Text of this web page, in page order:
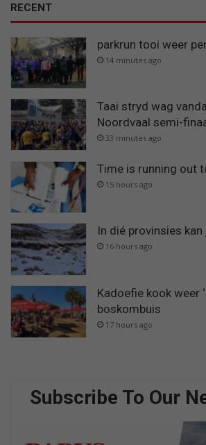
RECENT
parkrun tooi weer
14 minutes ago
Taai stryd wag
Noordvaal semi-
33 minutes ago
Time is running out
15 hours ago
In dié provinsies
16 hours ago
Kadoefie kook weer
boskombuis
17 hours ago
Subscribe To Our